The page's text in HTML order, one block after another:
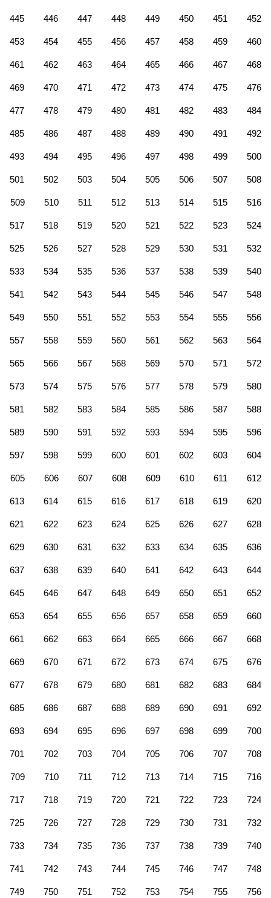
445 446 447 448 449 450 451 452
453 454 455 456 457 458 459 460
461 462 463 464 465 466 467 468
469 470 471 472 473 474 475 476
477 478 479 480 481 482 483 484
485 486 487 488 489 490 491 492
493 494 495 496 497 498 499 500
501 502 503 504 505 506 507 508
509 510 511 512 513 514 515 516
517 518 519 520 521 522 523 524
525 526 527 528 529 530 531 532
533 534 535 536 537 538 539 540
541 542 543 544 545 546 547 548
549 550 551 552 553 554 555 556
557 558 559 560 561 562 563 564
565 566 567 568 569 570 571 572
573 574 575 576 577 578 579 580
581 582 583 584 585 586 587 588
589 590 591 592 593 594 595 596
597 598 599 600 601 602 603 604
605 606 607 608 609 610 611 612
613 614 615 616 617 618 619 620
621 622 623 624 625 626 627 628
629 630 631 632 633 634 635 636
637 638 639 640 641 642 643 644
645 646 647 648 649 650 651 652
653 654 655 656 657 658 659 660
661 662 663 664 665 666 667 668
669 670 671 672 673 674 675 676
677 678 679 680 681 682 683 684
685 686 687 688 689 690 691 692
693 694 695 696 697 698 699 700
701 702 703 704 705 706 707 708
709 710 711 712 713 714 715 716
717 718 719 720 721 722 723 724
725 726 727 728 729 730 731 732
733 734 735 736 737 738 739 740
741 742 743 744 745 746 747 748
749 750 751 752 753 754 755 756